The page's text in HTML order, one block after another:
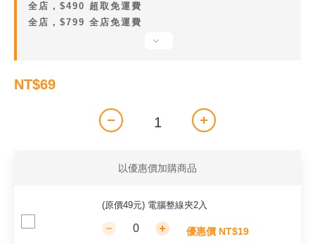
全店，$490 超取免運費
全店，$799 全店免運費
NT$69
以優惠價加購商品
(原價49元) 電腦整線夾2入
優惠價 NT$19